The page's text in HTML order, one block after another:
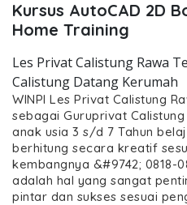
Kursus AutoCAD 2D
Home Training
Les Privat Calistung Rawa
Calistung Datang Kerumah
WINPI Les Privat Calistung
sebagai Guruprivat
anak usia 3 s/d 7 Tahun
berhitung secara kreatif
kembangnya &#9742; 0818-
adalah hal yang sangat
pintar dan sukses sesuai